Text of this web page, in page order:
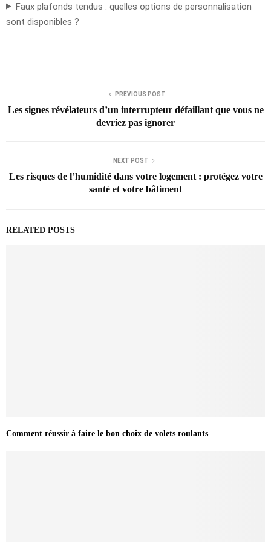
Faux plafonds tendus : quelles options de personnalisation
sont disponibles ?
PREVIOUS POST
Les signes révélateurs d’un interrupteur défaillant que vous ne
devriez pas ignorer
NEXT POST
Les risques de l’humidité dans votre logement : protégez votre
santé et votre bâtiment
RELATED POSTS
Comment réussir à faire le bon choix de volets roulants